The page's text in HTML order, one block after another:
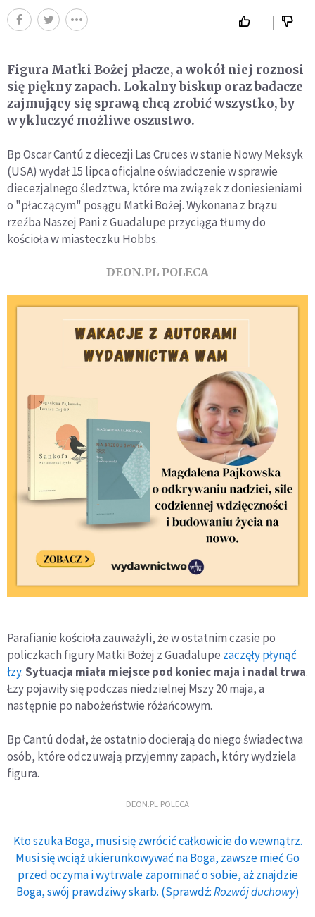
Figura Matki Bożej płacze, a wokół niej roznosi
się piękny zapach. Lokalny biskup oraz badacze
zajmujący się sprawą chcą zrobić wszystko, by
wykluczyć możliwe oszustwo.
Bp Oscar Cantú z diecezji Las Cruces w stanie Nowy Meksyk
(USA) wydał 15 lipca oficjalne oświadczenie w sprawie
diecezjalnego śledztwa, które ma związek z doniesieniami
o "płaczącym" posągu Matki Bożej. Wykonana z brązu
rzeźba Naszej Pani z Guadalupe przyciąga tłumy do
kościoła w miasteczku Hobbs.
DEON.PL POLECA
Parafianie kościoła zauważyli, że w ostatnim czasie po
policzkach figury Matki Bożej z Guadalupe zaczęły płynąć
łzy.Sytuacja miała miejsce pod koniec maja i nadal trwa.
Łzy pojawiły się podczas niedzielnej Mszy 20 maja, a
następnie po nabożeństwie różańcowym.
Bp Cantú dodał, że ostatnio docierają do niego świadectwa
osób, które odczuwają przyjemny zapach, który wydziela
figura.
DEON.PL POLECA
Kto szuka Boga, musi się zwrócić całkowicie do wewnątrz.
Musi się wciąż ukierunkowywać na Boga, zawsze mieć Go
przed oczyma i wytrwale zapominać o sobie, aż znajdzie
Boga, swój prawdziwy skarb. (Sprawdź:Rozwój duchowy)